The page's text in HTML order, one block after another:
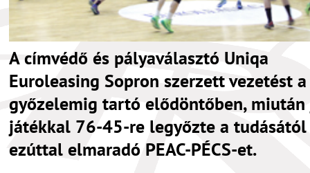
A címvédő és pályaválasztó Uniqa
Euroleasing Sopron szerzett vezetést
győzelemig tartó elődöntőben,
játékkal 76-45-re legyőzte a tudásától
ezúttal elmaradó PEAC-PÉCS-et.